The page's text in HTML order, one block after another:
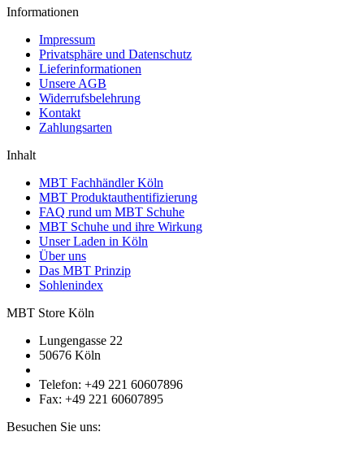
Informationen
Impressum
Privatsphäre und Datenschutz
Lieferinformationen
Unsere AGB
Widerrufsbelehrung
Kontakt
Zahlungsarten
Inhalt
MBT Fachhändler Köln
MBT Produktauthentifizierung
FAQ rund um MBT Schuhe
MBT Schuhe und ihre Wirkung
Unser Laden in Köln
Über uns
Das MBT Prinzip
Sohlenindex
MBT Store Köln
Lungengasse 22
50676 Köln
Telefon: +49 221 60607896
Fax: +49 221 60607895
Besuchen Sie uns: